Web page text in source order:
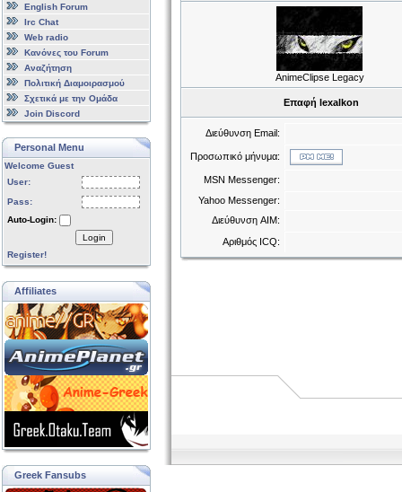
English Forum
Irc Chat
Web radio
Κανόνες του Forum
Αναζήτηση
Πολιτική Διαμοιρασμού
Σχετικά με την Ομάδα
Join Discord
Personal Menu
Welcome Guest
User:
Pass:
Auto-Login:
Login
Register!
Affiliates
Greek Fansubs
AnimeClipse Legacy
Επαφή lexalkon
Διεύθυνση Email:
Προσωπικό μήνυμα:
MSN Messenger:
Yahoo Messenger:
Διεύθυνση AIM:
Αριθμός ICQ: